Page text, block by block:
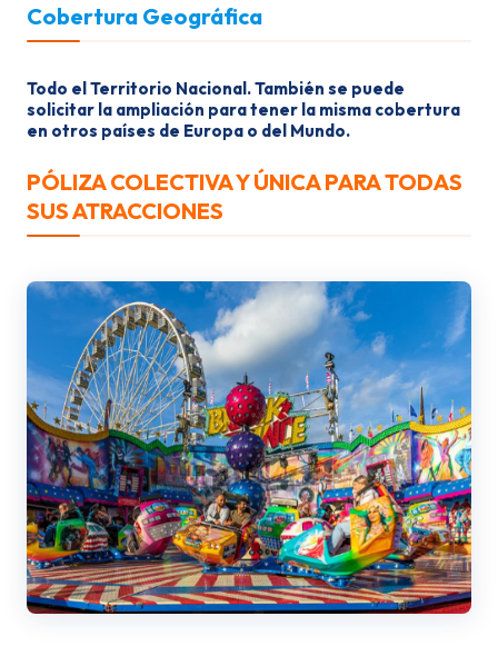
Cobertura Geográfica
Todo el Territorio Nacional. También se puede
solicitar la ampliación para tener la misma cobertura
en otros países de Europa o del Mundo.
PÓLIZA COLECTIVA Y ÚNICA PARA TODAS
SUS ATRACCIONES